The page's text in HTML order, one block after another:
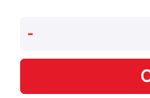
De
Dorian
-